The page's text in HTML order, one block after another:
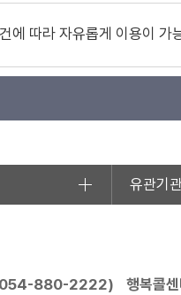
에 따라 자유롭게 이용이 가
유관기관
054-880-2222) 행복콜센